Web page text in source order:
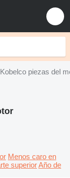
Kobelco piezas del
Menos caro en
superiorAño de